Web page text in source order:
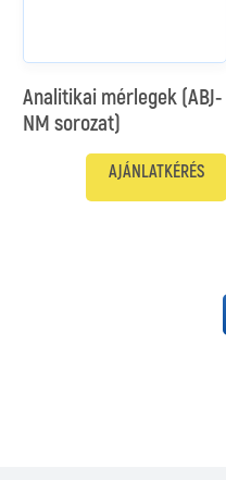
Analitikai mérlegek (ABJ-
NM sorozat)
AJÁNLATKÉRÉS